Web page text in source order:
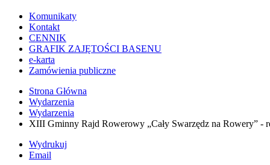
Komunikaty
Kontakt
CENNIK
GRAFIK ZAJĘTOŚCI BASENU
e-karta
Zamówienia publiczne
Strona Główna
Wydarzenia
Wydarzenia
XIII Gminny Rajd Rowerowy „Cały Swarzędz na Rowery” -
Wydrukuj
Email